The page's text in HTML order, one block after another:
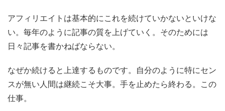
アフィリエイトは基本的にこれを続けていかないといけな
い。毎年のように記事の質を上げていく。そのためには
日々記事を書かねばならない。
なぜか続けると上達するものです。自分のように特にセン
スが無い人間は継続こそ大事。手を止めたら終わる。この
仕事。